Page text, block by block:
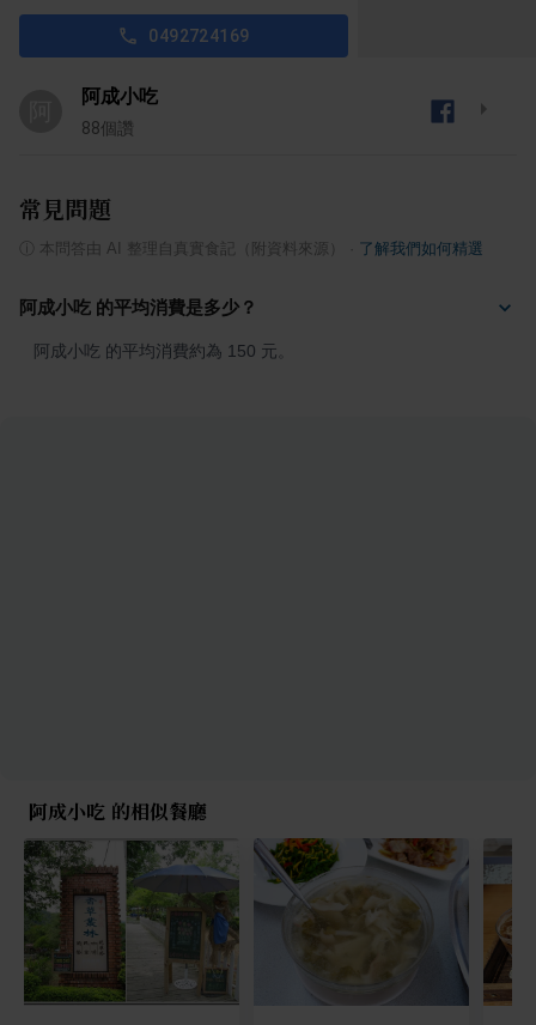
0492724169
阿成小吃
88個讚
常見問題
本問答由 AI 整理自真實食記（附資料來源） 了解我們如何精選
阿成小吃 的平均消費是多少？
阿成小吃 的平均消費約為 150 元。
阿成小吃 的相似餐廳